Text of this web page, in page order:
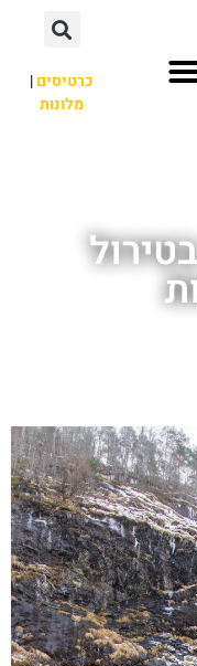
כרטיסים|
מלונות